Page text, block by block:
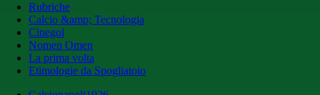
Rubriche
Calcio &amp; Tecnologia
Cinegol
Nomen Omen
La prima volta
Etimologie da Spogliatoio